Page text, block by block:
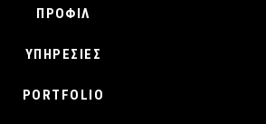
ΠΡΟΦΊΛ
ΥΠΗΡΕΣΊΕΣ
PORTFOLIO